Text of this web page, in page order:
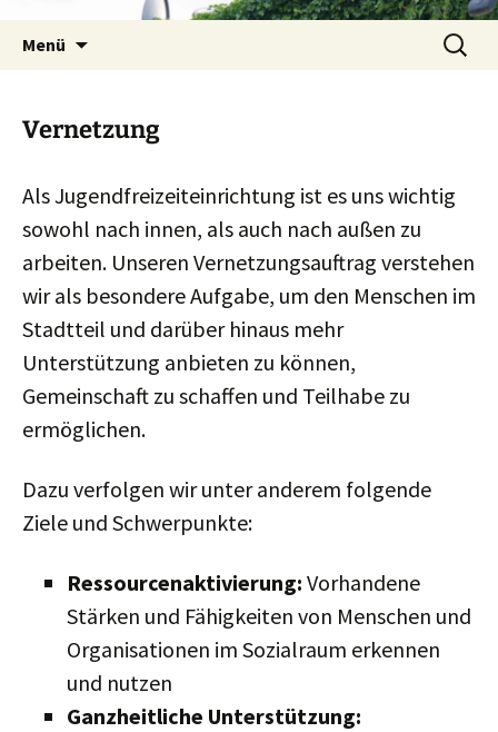
Inhalt
springen
Menü
Suchen
nach:
Vernetzung
Als Jugendfreizeiteinrichtung ist es uns wichtig
sowohl nach innen, als auch nach außen zu
arbeiten. Unseren Vernetzungsauftrag verstehen
wir als besondere Aufgabe, um den Menschen im
Stadtteil und darüber hinaus mehr
Unterstützung anbieten zu können,
Gemeinschaft zu schaffen und Teilhabe zu
ermöglichen.
Dazu verfolgen wir unter anderem folgende
Ziele und Schwerpunkte:
Ressourcenaktivierung: Vorhandene
Stärken und Fähigkeiten von Menschen und
Organisationen im Sozialraum erkennen
und nutzen
Ganzheitliche Unterstützung: